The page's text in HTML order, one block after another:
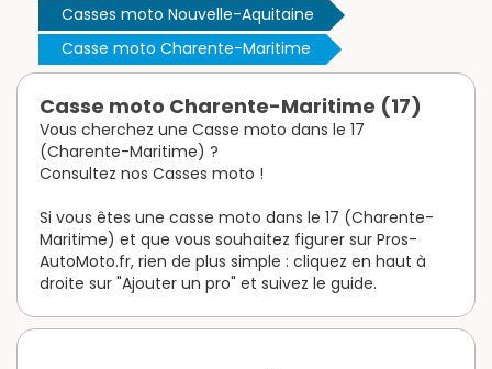
Casses moto Nouvelle-Aquitaine
Casse moto Charente-Maritime
Casse moto Charente-Maritime (17)
Vous cherchez une Casse moto dans le 17
(Charente-Maritime) ?
Consultez nos Casses moto !
Si vous êtes une casse moto dans le 17 (Charente-
Maritime) et que vous souhaitez figurer sur Pros-
AutoMoto.fr, rien de plus simple : cliquez en haut à
droite sur "Ajouter un pro" et suivez le guide.